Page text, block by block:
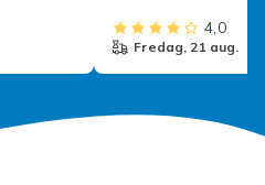
4,0
fredag, 21 aug.